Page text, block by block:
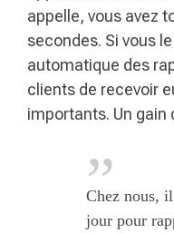
appelle, vous avez
secondes. Si vous
automatique des
clients de recevoir
importants. Un gain
Chez nous,
jour pour